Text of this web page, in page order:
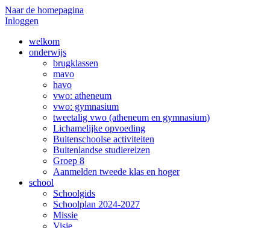
Naar de homepagina
Inloggen
welkom
onderwijs
brugklassen
mavo
havo
vwo: atheneum
vwo: gymnasium
tweetalig vwo (atheneum en gymnasium)
Lichamelijke opvoeding
Buitenschoolse activiteiten
Buitenlandse studiereizen
Groep 8
Aanmelden tweede klas en hoger
school
Schoolgids
Schoolplan 2024-2027
Missie
Visie